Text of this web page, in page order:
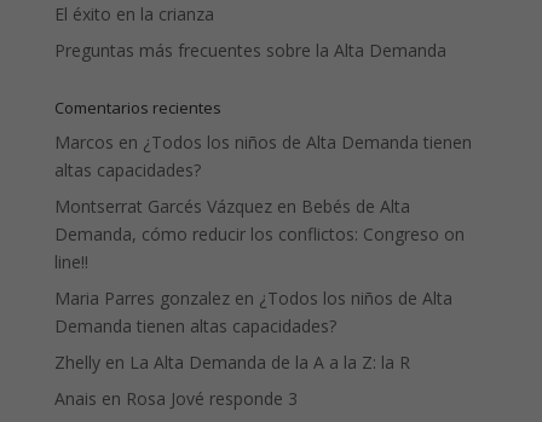
El éxito en la crianza
Preguntas más frecuentes sobre la Alta Demanda
Comentarios recientes
Marcos en ¿Todos los niños de Alta Demanda tienen
altas capacidades?
Montserrat Garcés Vázquezen Bebés de Alta
Demanda, cómo reducir los conflictos: Congreso on
line!!
Maria Parres gonzalezen ¿Todos los niños de Alta
Demanda tienen altas capacidades?
Zhellyen La Alta Demanda de la A a la Z: la R
Anais en Rosa Jové responde 3